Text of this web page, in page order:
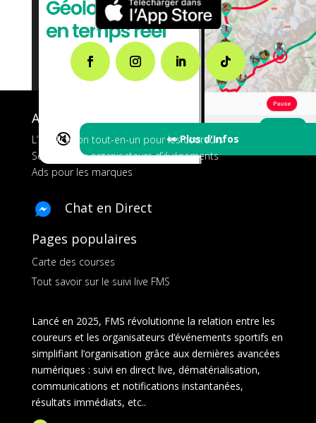
🔇 👀 Plus d'Infos
A propos de FMS
L’application tout-en-un pour les coureurs
Services aux organisateurs d’événements
Ads pour les marques
Chat en Direct
Pages populaires
Carte des courses
Tout savoir sur le suivi live FMS
Lancé en 2025, FMS révolutionne la relation entre les
coureurs et les organisateurs d’événements sportifs en
simplifiant l’organisation grâce aux dernières avancées
numériques : suivi en direct live, dématérialisation,
communications et notifications instantanées,
résultats immédiats, etc..